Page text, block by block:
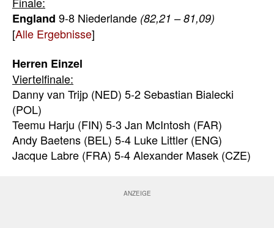
England 9-8 Niederlande (82,21 – 81,09)
[Alle Ergebnisse]
Herren Einzel
Viertelfinale:
Danny van Trijp (NED) 5-2 Sebastian Bialecki
(POL)
Teemu Harju (FIN) 5-3 Jan McIntosh (FAR)
Andy Baetens (BEL) 5-4 Luke Littler (ENG)
Jacque Labre (FRA) 5-4 Alexander Masek (CZE)